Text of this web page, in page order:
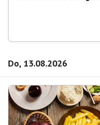
Do, 13.08.2026